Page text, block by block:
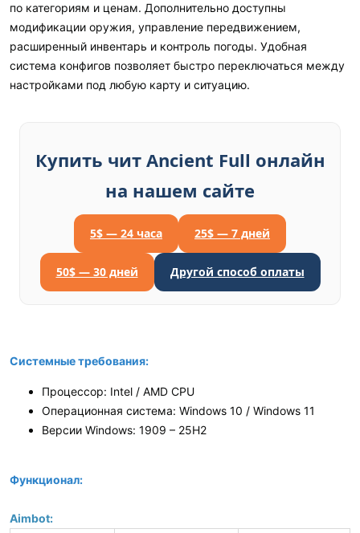
по категориям и ценам. Дополнительно доступны
модификации оружия, управление передвижением,
расширенный инвентарь и контроль погоды. Удобная
система конфигов позволяет быстро переключаться между
настройками под любую карту и ситуацию.
Купить чит Ancient Full онлайн
на нашем сайте
5$ — 24 часа 25$ — 7 дней
50$ — 30 дней Другой способ оплаты
Системные требования:
Процессор: Intel / AMD CPU
Операционная система: Windows 10 / Windows 11
Версии Windows: 1909 – 25H2
Функционал:
Aimbot: